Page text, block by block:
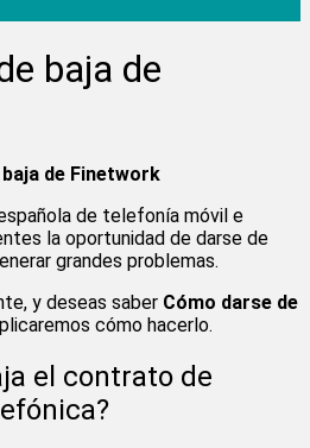
baja de
de Finetwork
de telefonía móvil e
la oportunidad de darse de
grandes problemas.
y deseas saber Cómo darse de
cómo hacerlo.
el contrato de